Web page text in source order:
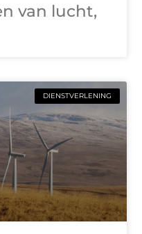
van lucht,
DIENSTVERLENING